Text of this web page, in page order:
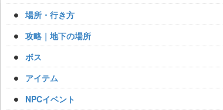
場所・行き方
攻略｜地下の場所
ボス
アイテム
NPCイベント